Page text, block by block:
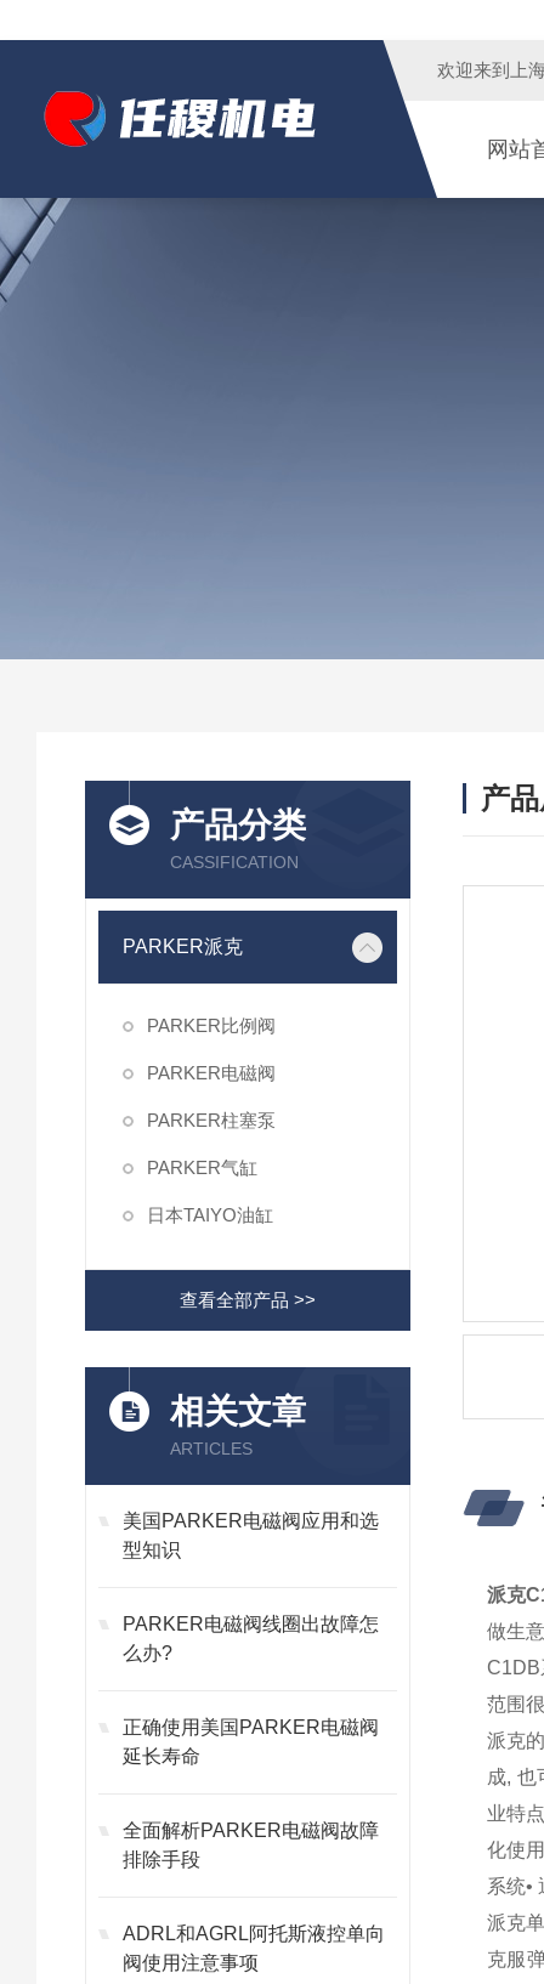
欢迎来到 上
网站
产品分类
CASSIFICATION
PARKER派克
PARKER比例阀
PARKER电磁阀
PARKER柱塞泵
PARKER气缸
日本TAIYO油缸
查看全部产品 >>
相关文章
ARTICLES
美国PARKER电磁阀应用和选
型知识
PARKER电磁阀线圈出故障怎
么办?
正确使用美国PARKER电磁阀
延长寿命
全面解析PARKER电磁阀故障
排除手段
ADRL和AGRL阿托斯液控单向
阀使用注意事项
产
派克
做生
C1DB
范围
派克
成, 也
业特
化使
系统•
派克
克服